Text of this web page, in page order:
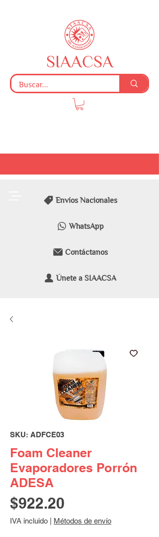
Envíos Nacionales
WhatsApp
Contáctanos
Únete a SIAACSA
SIAACSA
SKU: ADFCE03
Foam Cleaner
Evaporadores Porrón
ADESA
$922.20
IVA incluido Métodos de envío